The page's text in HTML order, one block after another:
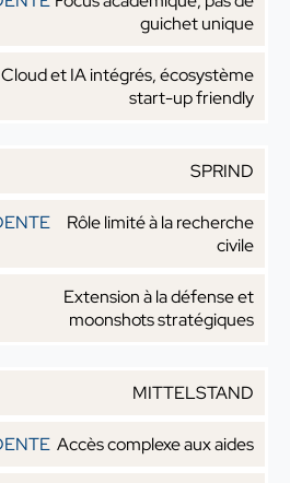
guichet unique
Cloud et IA intégrés, écosystème
start-up friendly
SPRIND
Rôle limité à la recherche
civile
Extension à la défense et
moonshots stratégiques
MITTELSTAND
Accès complexe aux aides